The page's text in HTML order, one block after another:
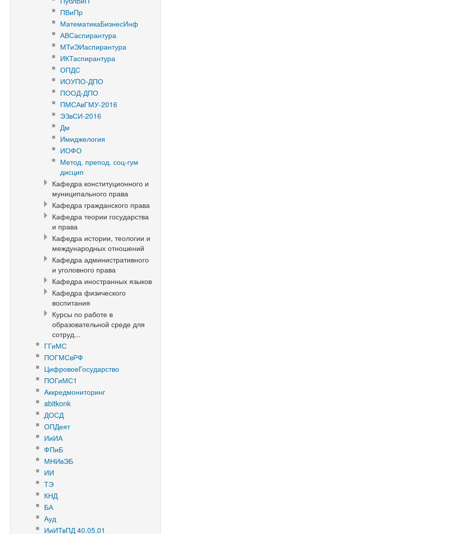
ПВиПр
МатематикаБизнесИнф
АВСаспирантура
МТиЭИаспирантура
ИКТаспирантура
ОПДС
ИОУПО-ДПО
ПООД-ДПО
ПМСАвГМУ-2016
ЭЗвСИ-2016
Дм
Имиджелогия
ИОФО
Метод. препод. соц-гум
дисцип
Кафедра конституционного и
муниципального права
Кафедра гражданского права
Кафедра теории государства
и права
Кафедра истории, теологии и
международных отношений
Кафедра административного
и уголовного права
Кафедра иностранных языков
Кафедра физического
воспитания
Курсы по работе в
образовательной среде для
сотруд...
ГГиМС
ПОГМСвРФ
ЦифровоеГосударство
ПОГиМС1
Аккредмониторинг
abitkonk
ДОСД
ОПДеят
ИиИА
ФПиБ
МНИвЭБ
ИИ
ТЭ
КНД
БА
Ауд
ИиИТвПД 40.05.01